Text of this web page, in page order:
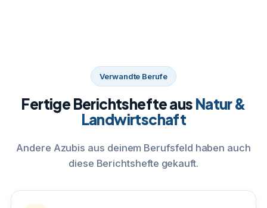
Verwandte Berufe
Fertige Berichtshefte aus Natur &
Landwirtschaft
Andere Azubis aus deinem Berufsfeld haben auch
diese Berichtshefte gekauft.